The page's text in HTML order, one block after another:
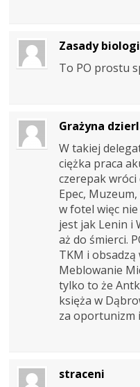
Zasady
To PO prostu
Grażyna
W takiej
ciężka praca
czerepak wróci
Epec,
w fotel więc
jest jak Lenin i
aż do śmierci.
TKM i
Meblowanie
tylko to że
księża w
za oportunizm
straceni